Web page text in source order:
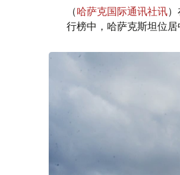
（哈萨克国际通讯社讯
行榜中，哈萨克斯坦位